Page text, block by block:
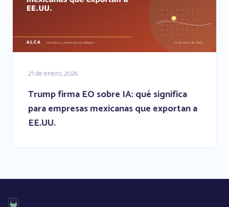
21 de enero, 2026
Trump firma EO sobre IA: qué significa
para empresas mexicanas que exportan a
EE.UU.